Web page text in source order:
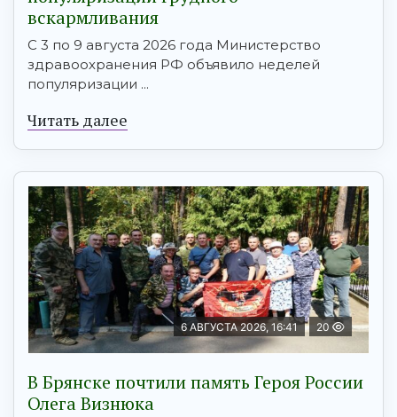
вскармливания
С 3 по 9 августа 2026 года Министерство
здравоохранения РФ объявило неделей
популяризации ...
Читать далее
6 АВГУСТА 2026, 16:41 20
В Брянске почтили память Героя России
Олега Визнюка